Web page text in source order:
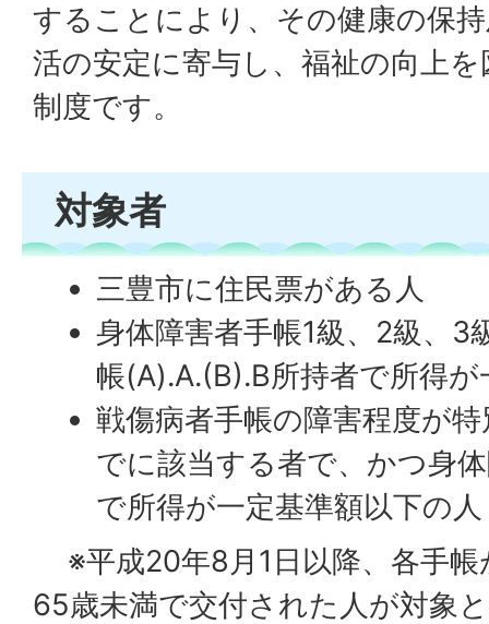
することにより、その健康の保
活の安定に寄与し、福祉の向上
制度です。
対象者
三豊市に住民票がある人
身体障害者手帳1級、2級、3
帳(A).A.(B).B所持者で所得
戦傷病者手帳の障害程度が
でに該当する者で、かつ身
で所得が一定基準額以下の人
※平成20年8月1日以降、各手帳
65歳未満で交付された人が対象